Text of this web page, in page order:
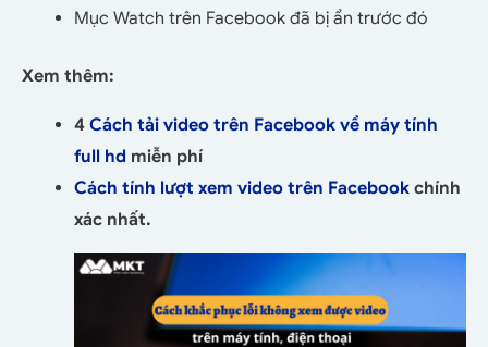
Mục Watch trên Facebook đã bị ẩn trước đó
Xem thêm:
4 Cách tải video trên Facebook về máy tính
full hd miễn phí
Cách tính lượt xem video trên Facebook chính
xác nhất.